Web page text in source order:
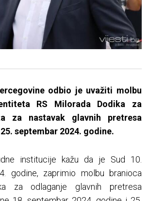
odbio je uvažiti molbu
RS Milorada Dodika za
za nastavak glavnih pretresa
septembar 2024. godine.
institucije kažu da je Sud 10.
godine, zaprimio molbu branioca
za odlaganje glavnih pretresa